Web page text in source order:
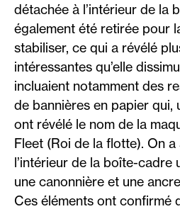
détachée à l’intérieur de la
également été retirée pour
stabiliser, ce qui a révélé
intéressantes qu’elle
incluaient notamment des
de bannières en papier qui,
ont révélé le nom de la
Fleet (Roi de la flotte). On
l’intérieur de la boîte-cadre
une canonnière et une
Ces éléments ont confirmé